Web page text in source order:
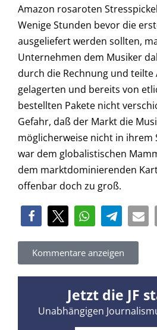
Amazon rosaroten
Wenige Stunden bevor die
ausgeliefert werden sollten,
Unternehmen dem Musiker
durch die Rechnung und teilte
gelagerten und bereits von
bestellten Pakete nicht
Gefahr, daß der Markt die
möglicherweise nicht in ihrem
war dem globalistischen
dem marktdominierenden
offenbar doch zu groß.
Kommentare anzeigen
Jetzt die JF
Unabhängigen